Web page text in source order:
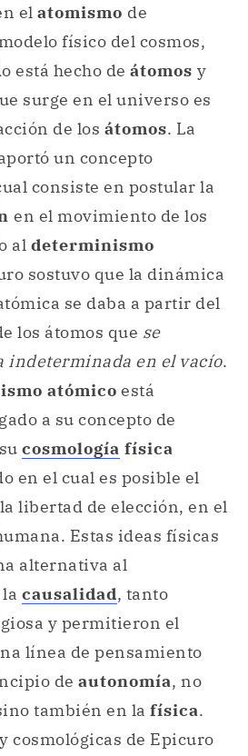
el atomismo de
físico del cosmos,
está hecho de átomos y
surge en el universo es
de los átomos. La
un concepto
consiste en postular la
en el movimiento de los
al determinismo
sostuvo que la dinámica
se daba a partir del
los átomos que se
indeterminada en el vacío.
atómico está
a su concepto de
cosmología física
en el cual es posible el
libertad de elección, en el
Estas ideas físicas
alternativa al
causalidad, tanto
y permitieron el
línea de pensamiento
de autonomía, no
también en la física.
cosmológicas de Epicuro